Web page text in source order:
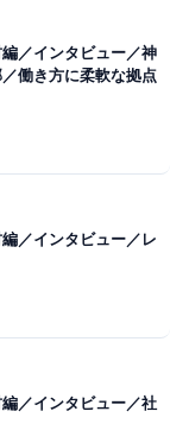
／インタビュー／神
働き方に柔軟な拠点
／インタビュー／レ
／インタビュー／社